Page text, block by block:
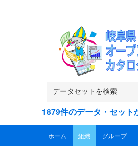
1879件のデータ・セット
ホーム 組織 グループ